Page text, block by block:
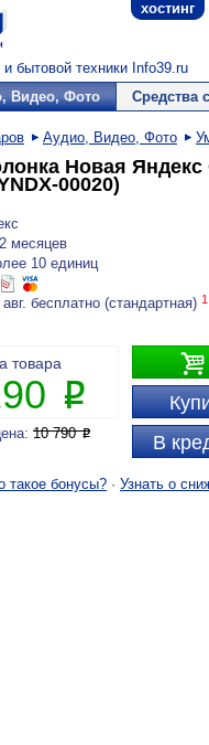
хостинг
бытовой техники Info39.ru
Видео, Фото Средства
Аудио, Видео, Фото
Новая
00020)
месяцев
10 единиц
авг. бесплатно (стандартная) 1

В
товара
P
10 790P
такое бонусы? · Узнать о